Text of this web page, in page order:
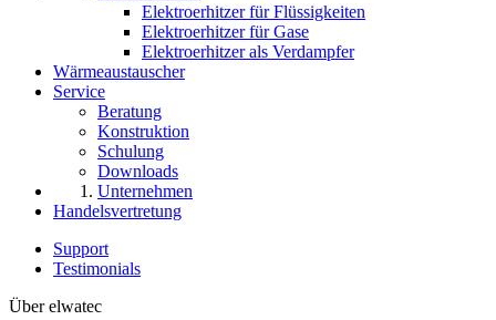
Elektroerhitzer für Flüssigkeiten
Elektroerhitzer für Gase
Elektroerhitzer als Verdampfer
Wärmeaustauscher
Service
Beratung
Konstruktion
Schulung
Downloads
Unternehmen
Handelsvertretung
Support
Testimonials
Über elwatec